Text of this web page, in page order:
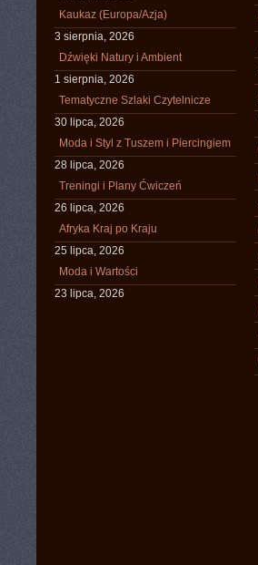
Kaukaz (Europa/Azja)
3 sierpnia, 2026
Dźwięki Natury i Ambient
1 sierpnia, 2026
Tematyczne Szlaki Czytelnicze
30 lipca, 2026
Moda i Styl z Tuszem i Piercingiem
28 lipca, 2026
Treningi i Plany Ćwiczeń
26 lipca, 2026
Afryka Kraj po Kraju
25 lipca, 2026
Moda i Wartości
23 lipca, 2026